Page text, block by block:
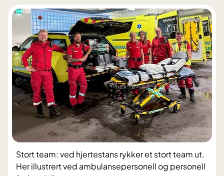
Stort team: ved hjertestans rykker et stort team ut.
Her illustrert ved ambulansepersonell og personell